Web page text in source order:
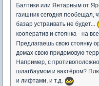
Балтики или Янтарным от
гаишник сегодня пообещал,
базар устраивать не будет...
кооператив и стоянка - на
Предлагаешь свою стоянку
домах свою придомовую
Например, с
шлагбаумом и вахтёром?
и лифтами, и т.д.